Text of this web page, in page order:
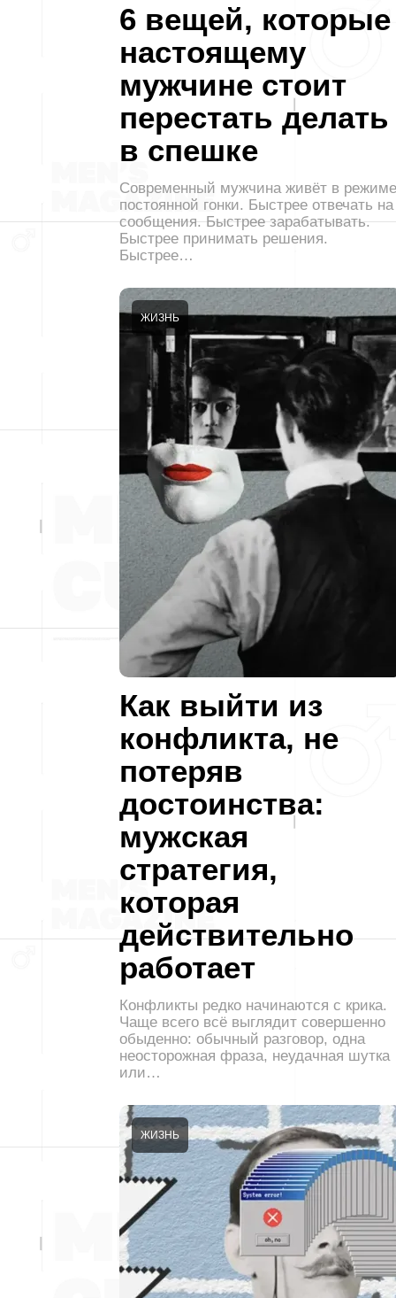
6 вещей, которые
настоящему
мужчине стоит
перестать делать
в спешке
Современный мужчина живёт в режиме
постоянной гонки. Быстрее отвечать на
сообщения. Быстрее зарабатывать.
Быстрее принимать решения.
Быстрее…
Как выйти из
конфликта, не
потеряв
достоинства:
мужская
стратегия,
которая
действительно
работает
ЖИЗНЬ
Конфликты редко начинаются с крика.
Чаще всего всё выглядит совершенно
обыденно: обычный разговор, одна
неосторожная фраза, неудачная шутка
или…
ЖИЗНЬ